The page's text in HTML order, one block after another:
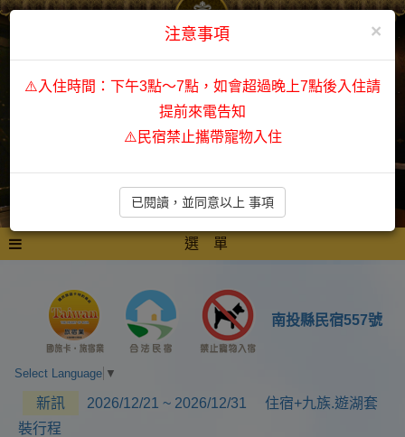
選 單
南投縣民宿557號
Select Language ▼
新訊
2026/12/21 ~ 2026/12/31 住宿+九族.遊湖套
裝行程
×
注意事項
⚠️入住時間：下午3點～7點，如會超過晚上7點後入住請
提前來電告知
⚠️民宿禁止攜帶寵物入住
已閱讀，並同意以上 事項